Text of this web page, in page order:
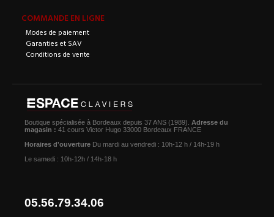
COMMANDE EN LIGNE
Modes de paiement
Garanties et SAV
Conditions de vente
Boutique spécialisée à Bordeaux depuis 37 ANS (1989). Adresse du
magasin : 41 cours Victor Hugo 33000 Bordeaux FRANCE
Horaires d'ouverture Du mardi au vendredi : 10h-12 h / 14h-19 h
Le samedi : 10h-12h / 14h-18 h
05.56.79.34.06